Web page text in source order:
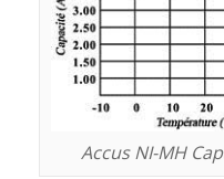
Accus NI-MH